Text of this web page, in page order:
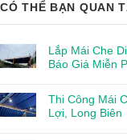
CÓ THỂ BẠN QUAN
Lắp Mái Che
Báo Giá Miễn
Thi Công Mái
Lợi, Long Biên